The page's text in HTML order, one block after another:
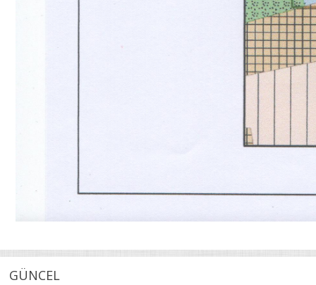
GÜNCEL